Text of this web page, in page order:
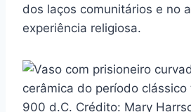
dos laços comunitários e no
experiência religiosa.